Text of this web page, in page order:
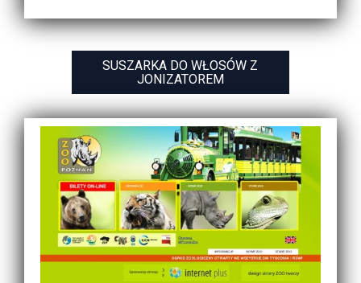
SUSZARKA DO WŁOSÓW Z
JONIZATOREM